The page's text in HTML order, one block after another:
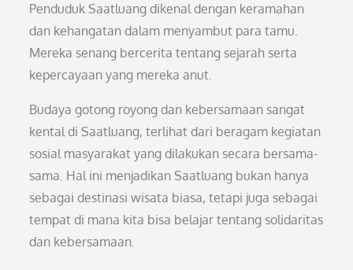
Penduduk Saatluang dikenal dengan keramahan
dan kehangatan dalam menyambut para tamu.
Mereka senang bercerita tentang sejarah serta
kepercayaan yang mereka anut.
Budaya gotong royong dan kebersamaan sangat
kental di Saatluang, terlihat dari beragam kegiatan
sosial masyarakat yang dilakukan secara bersama-
sama. Hal ini menjadikan Saatluang bukan hanya
sebagai destinasi wisata biasa, tetapi juga sebagai
tempat di mana kita bisa belajar tentang solidaritas
dan kebersamaan.